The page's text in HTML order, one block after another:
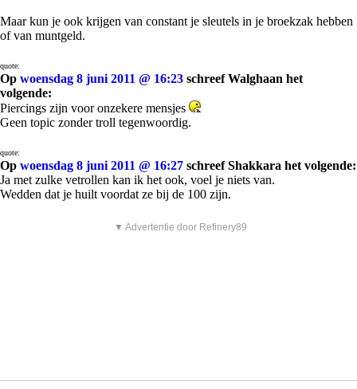
Maar kun je ook krijgen van constant je sleutels in je broekzak hebben
of van muntgeld.
quote:
Op woensdag 8 juni 2011 @ 16:23 schreef Walghaan het
volgende:
Piercings zijn voor onzekere mensjes
Geen topic zonder troll tegenwoordig.
quote:
Op woensdag 8 juni 2011 @ 16:27 schreef Shakkara het volgende:
Ja met zulke vetrollen kan ik het ook, voel je niets van.
Wedden dat je huilt voordat ze bij de 100 zijn.
▼ Advertentie door Refinery89